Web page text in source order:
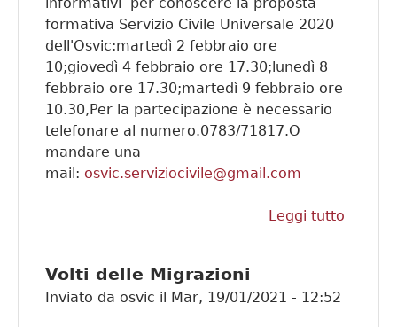
formativa Servizio Civile Universale 2020
dell'Osvic:martedì 2 febbraio ore
10;giovedì 4 febbraio ore 17.30;lunedì 8
febbraio ore 17.30;martedì 9 febbraio ore
10.30,Per la partecipazione è necessario
telefonare al numero.0783/71817.O
mandare una
mail: osvic.serviziocivile@gmail.com
Leggi tutto
Volti delle Migrazioni
Inviato da osvic il Mar, 19/01/2021 - 12:52